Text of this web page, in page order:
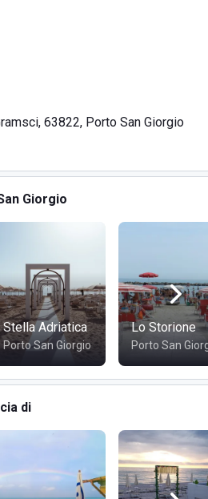
e interne
63822, Porto San Giorgio
Giorgio
Stella Adriatica
Porto San Giorgio
Lo Storione
Porto San
di